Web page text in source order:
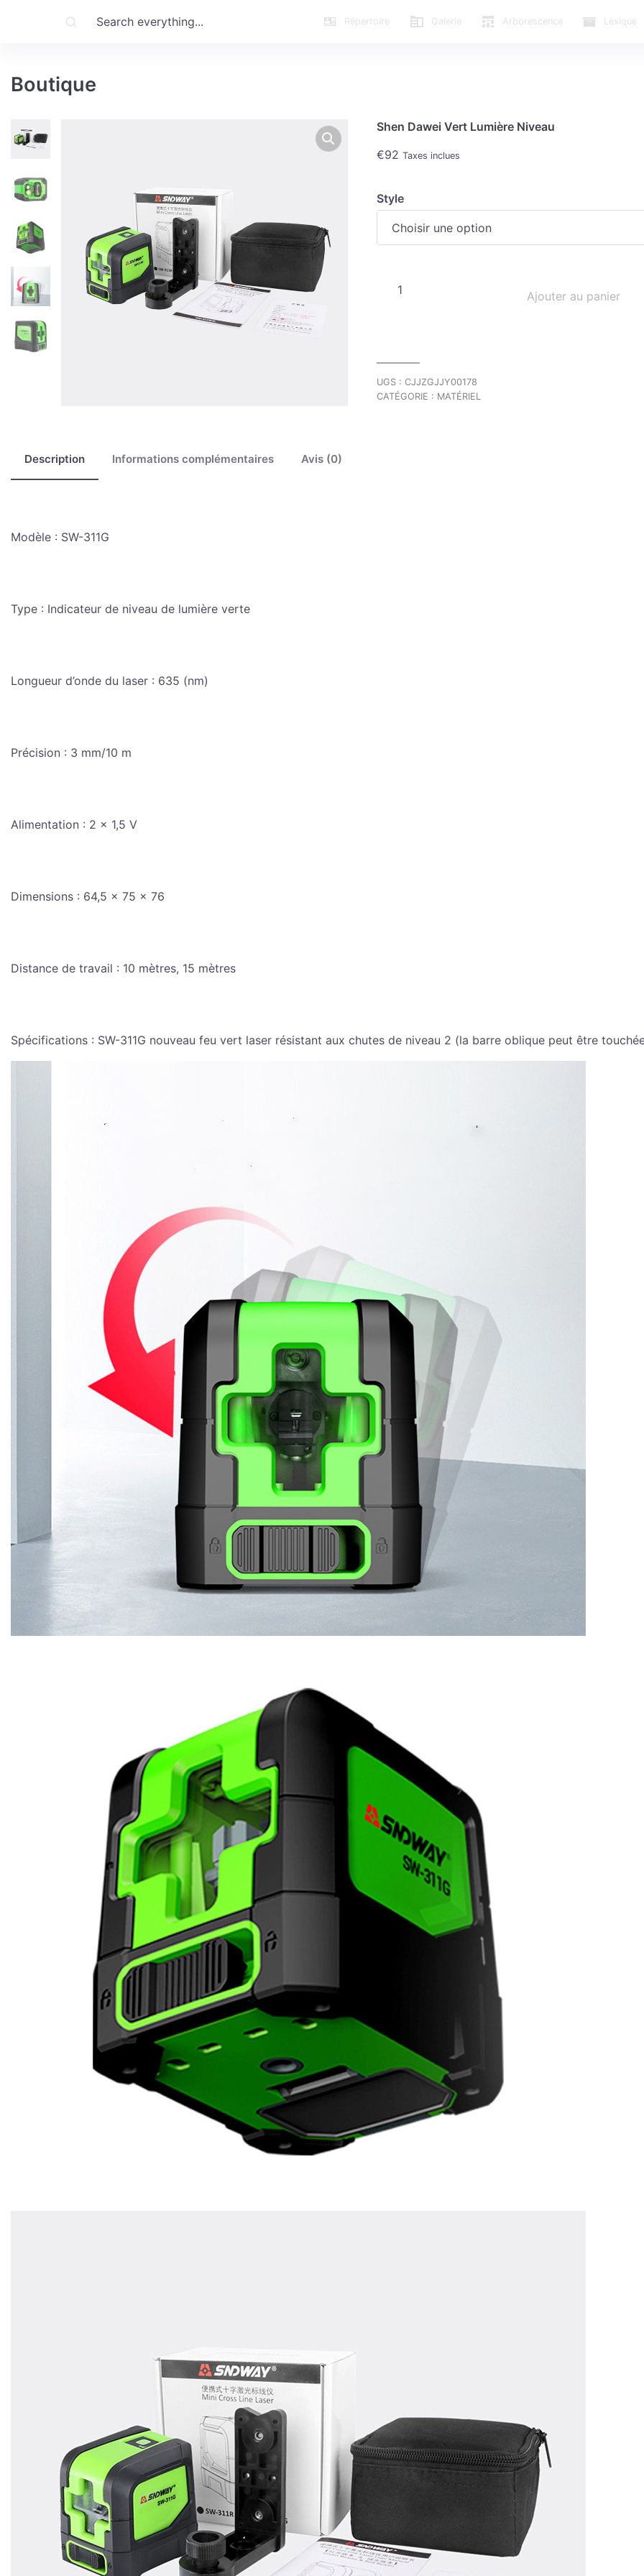
Répertoire Galerie Arborescence Lexique
Boutique
Shen Dawei Vert Lumière Niveau
€92 Taxes inclues
Style
Ajouter au panier
UGS : CJJZGJJY00178
CATÉGORIE : MATÉRIEL
Description Informations complémentaires Avis (0)
Modèle : SW-311G
Type : Indicateur de niveau de lumière verte
Longueur d’onde du laser : 635 (nm)
Précision : 3 mm/10 m
Alimentation : 2 × 1,5 V
Dimensions : 64,5 × 75 × 76
Distance de travail : 10 mètres, 15 mètres
Spécifications : SW-311G nouveau feu vert laser résistant aux chutes de niveau 2 (la barre oblique peut être